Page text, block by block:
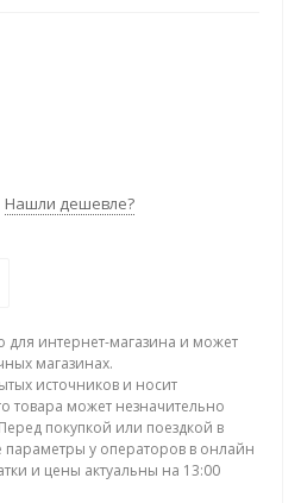
Нашли дешевле?
для интернет-магазина и может
магазинах.
источников и носит
товара может незначительно
покупкой или поездкой в
параметры у операторов в онлайн
и цены актуальны на 13:00